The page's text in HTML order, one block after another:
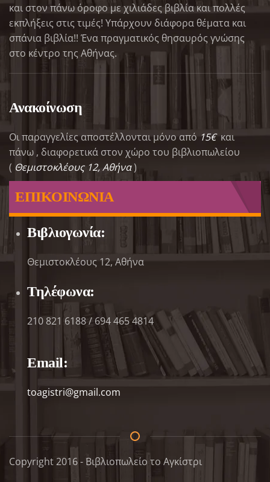
και στον πάνω όροφο με χιλιάδες βιβλία και πολλές
εκπλήξεις στις τιμές! Υπάρχουν διάφορα θέματα και
σπάνια βιβλία!! Ένα πραγματικός θησαυρός γνώσης
στο κέντρο της Αθήνας.
Ανακοίνωση
Οι παραγγελίες αποστέλλονται μόνο από 15€και
πάνω , διαφορετικά στον χώρο του βιβλιοπωλείου
( Θεμιστοκλέους 12, Αθήνα)
ΕΠΙΚΟΙΝΩΝΙΑ
Βιβλιογωνία:
Θεμιστοκλέους 12, Αθήνα
Τηλέφωνα:
210 821 6188 / 694 465 4814
Email:
toagistri@gmail.com
Copyright 2016 - Βιβλιοπωλείο το Αγκίστρι